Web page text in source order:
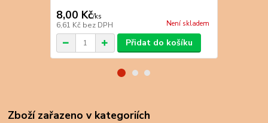
8,00 Kč/ks
6,61 Kč bez DPH Není skladem
Přidat do košíku
Zboží zařazeno v kategoriích